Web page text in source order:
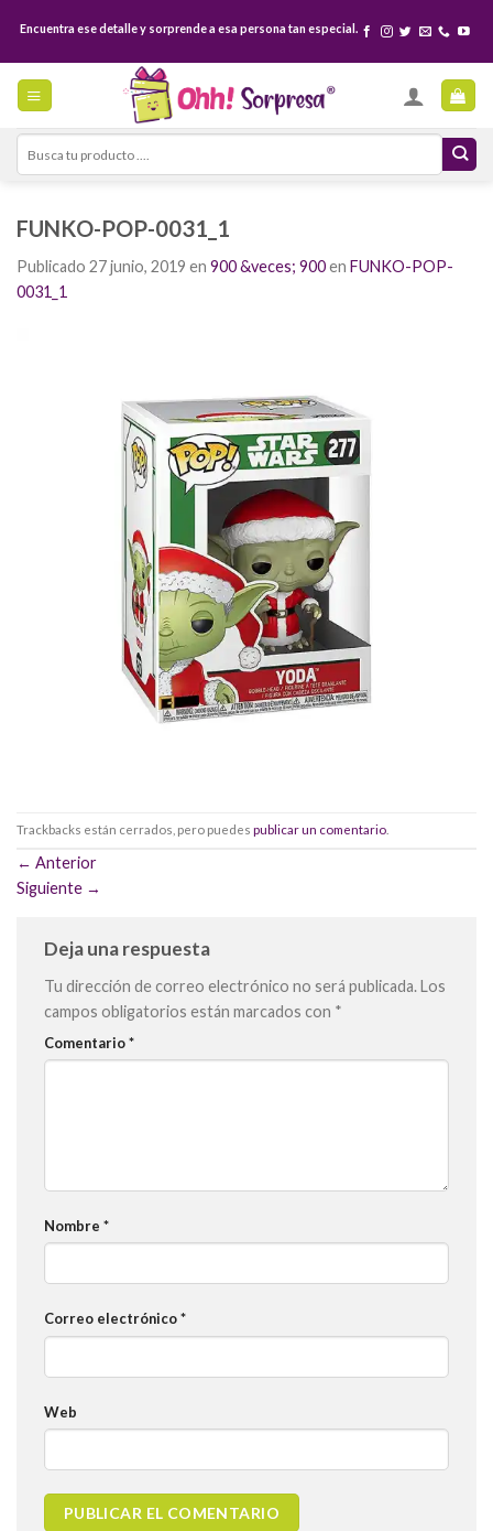
content
Encuentra ese detalle y sorprende a esa persona tan especial.
Search
for:
FUNKO-POP-0031_1
Publicado 27 junio, 2019 en 900 &veces; 900en FUNKO-POP-
0031_1
Trackbacks están cerrados, pero puedes publicar un comentario
← Anterior
Siguiente →
Deja una respuesta
Tu dirección de correo electrónico no será publicada.Los
campos obligatorios están marcados con *
Comentario*
Nombre *
Correo electrónico*
Web